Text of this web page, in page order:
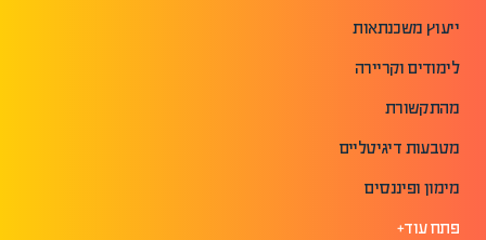
ייעוץ משכנתאות
לימודים וקריירה
מהתקשורת
מטבעות דיגיטליים
מימון ופיננסים
פתח עוד+